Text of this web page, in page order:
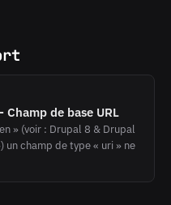
de base URL
» (voir : Drupal 8 & Drupal
un champ de type « uri » ne